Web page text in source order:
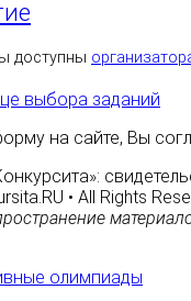
доступны
выбора заданий
на сайте, Вы
• All Rights
олимпиады